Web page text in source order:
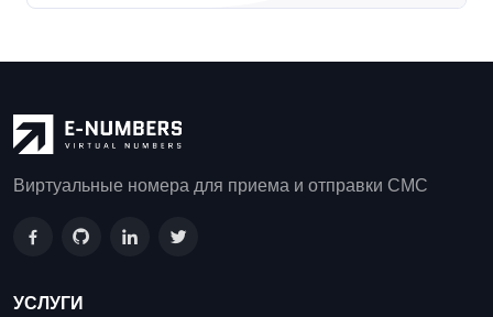
Виртуальные номера для приема и отправки СМС
УСЛУГИ